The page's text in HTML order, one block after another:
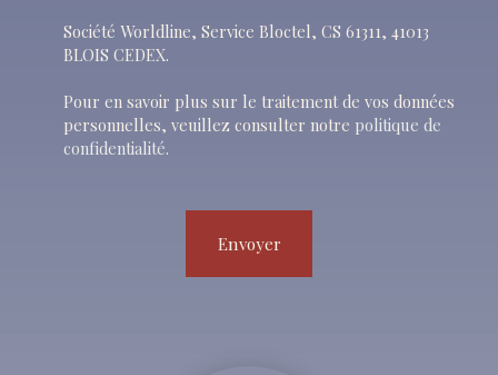
Société Worldline, Service Bloctel, CS 61311, 41013
BLOIS CEDEX.
Pour en savoir plus sur le traitement de vos données
personnelles, veuillez consulter notre politique de
confidentialité.
Envoyer